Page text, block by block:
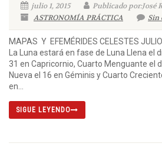
julio 1, 2015
Publicado por:José
ASTRONOMÍA PRÁCTICA
Sin
MAPAS Y EFEMÉRIDES CELESTES
La Luna estará en fase de Luna Llena el
31 en Capricornio, Cuarto Menguante el
Nueva el 16 en Géminis y Cuarto
en...
SIGUE LEYENDO